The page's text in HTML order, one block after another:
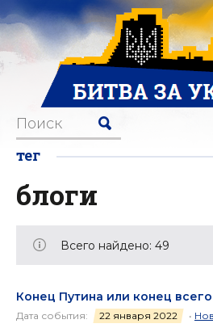
тег
блоги
Всего найдено: 49
Конец Путина или конец всего
Дата события: 22 января 2022 •